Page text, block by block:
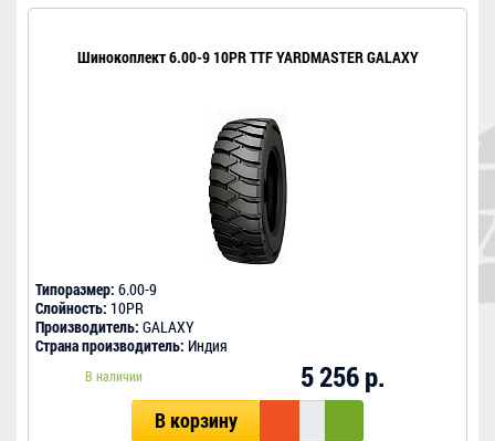
Шинокоплект 6.00-9 10PR TTF YARDMASTER GALAXY
Типоразмер: 6.00-9
Слойность: 10PR
Производитель: GALAXY
Страна производитель: Индия
В наличии 5 256 р.
В корзину